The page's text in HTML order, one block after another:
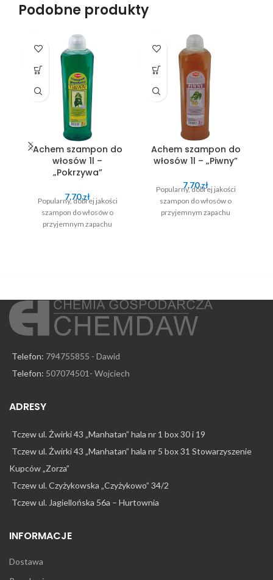
Podobne produkty
Achem szampon do
włosów 1l –
„Pokrzywa”
7.70zł
Popularny, dobrej jakości
szampon do włosów o
przyjemnym zapachu
Achem szampon do
włosów 1l – „Piwny”
7.70zł
Popularny, dobrej jakości
szampon do włosów o
przyjemnym zapachu
Telefon: 794755855 - Dawid
Telefon: 507074501- Wojciech
ADRESY
Tczew ul. Żwirki 43 „Manhatan” hala nr 1 box 30 i 19
Tczew ul. Żwirki 43 „Manhatan” hala nr 5 box 31 Stowarzyszenie
Kupców „Zorza”
Tczew ul. Czyżykowska „Czyżykowo” 34/2
Tczew ul. Jagiellońska 56a – Hurtownia
INFORMACJE
Dostawa